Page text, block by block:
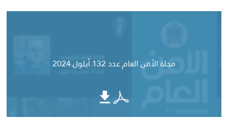
مجلة الأمن العام عدد 132 أيلول 2024